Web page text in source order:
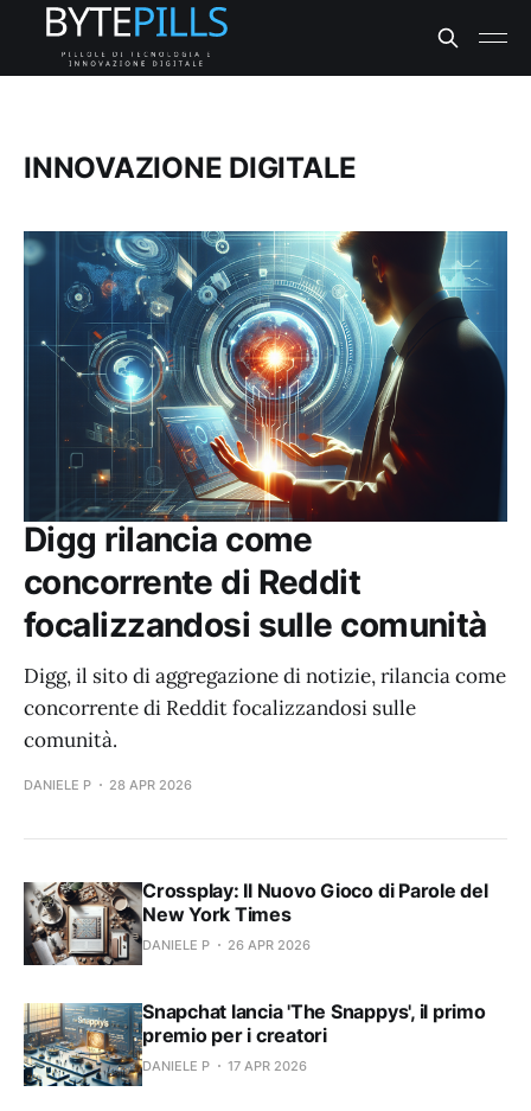
INNOVAZIONE DIGITALE
Digg rilancia come
concorrente di Reddit
focalizzandosi sulle comunità
Digg, il sito di aggregazione di notizie, rilancia come
concorrente di Reddit focalizzandosi sulle
comunità.
DANIELE P 28 APR 2026
Crossplay: Il Nuovo Gioco di Parole del
New York Times
DANIELE P 26 APR 2026
Snapchat lancia 'The Snappys', il primo
premio per i creatori
DANIELE P 17 APR 2026